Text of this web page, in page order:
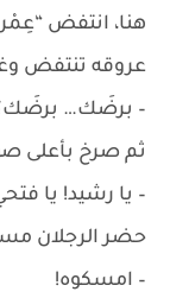
هنا، انتفض
عروقه تنتفض
– برضَك…
ثم صرخ بأعلى
– يا رشيد! يا
حضر الرجلان
– امسكوه!